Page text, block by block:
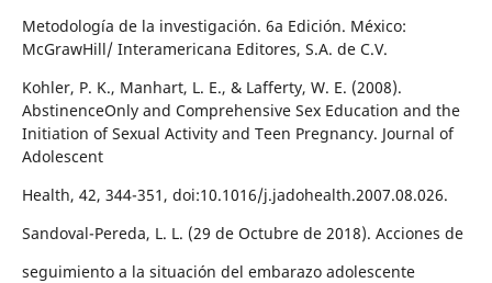
Metodología de la investigación. 6a Edición. México:
McGrawHill/ Interamericana Editores, S.A. de C.V.
Kohler, P. K., Manhart, L. E., & Lafferty, W. E. (2008).
AbstinenceOnly and Comprehensive Sex Education and the
Initiation of Sexual Activity and Teen Pregnancy. Journal of
Adolescent
Health, 42, 344-351, doi:10.1016/j.jadohealth.2007.08.026.
Sandoval-Pereda, L. L. (29 de Octubre de 2018). Acciones de
seguimiento a la situación del embarazo adolescente